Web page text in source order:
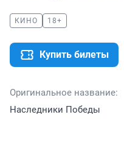
КИНО 18+
Купить билеты
Оригинальное название:
Наследники Победы